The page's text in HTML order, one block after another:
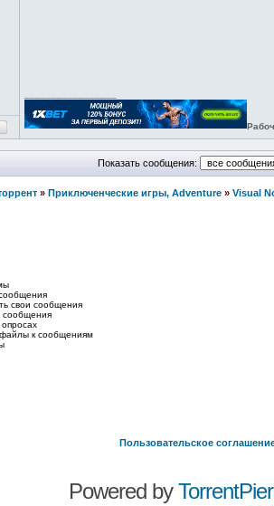
Показать сообщения:
» Приключенческие игры, Adventure » Visual
свои сообщения
сообщения
опросах
файлы к сообщениям
Пользовательское
Powered by